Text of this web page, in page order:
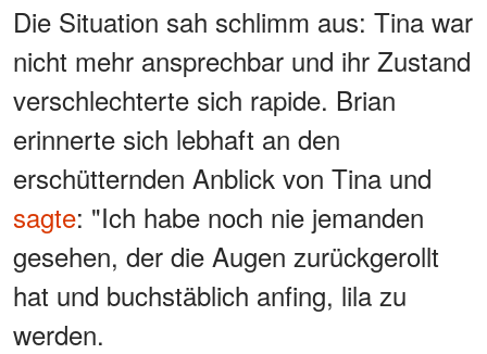
Die Situation sah schlimm aus: Tina war
nicht mehr ansprechbar und ihr Zustand
verschlechterte sich rapide. Brian
erinnerte sich lebhaft an den
erschütternden Anblick von Tina und
sagte: "Ich habe noch nie jemanden
gesehen, der die Augen zurückgerollt
hat und buchstäblich anfing, lila zu
werden.